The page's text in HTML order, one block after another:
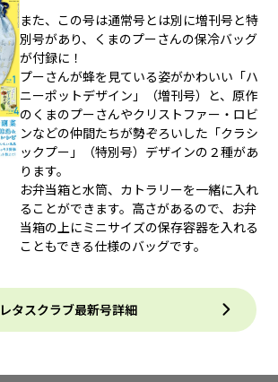
また、この号は通常号とは別に増刊号と特
別号があり、くまのプーさんの保冷バッグ
が付録に！
プーさんが蜂を見ている姿がかわいい「ハ
ニーポットデザイン」（増刊号）と、原作
のくまのプーさんやクリストファー・ロビ
ンなどの仲間たちが勢ぞろいした「クラシ
ックプー」（特別号）デザインの２種があ
ります。
お弁当箱と水筒、カトラリーを一緒に入れ
ることができます。高さがあるので、お弁
当箱の上にミニサイズの保存容器を入れる
こともできる仕様のバッグです。
レタスクラブ最新号詳細